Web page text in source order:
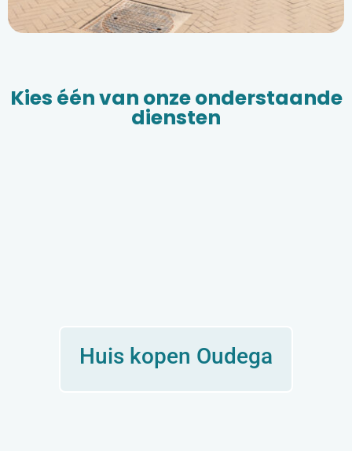
Kies één van onze onderstaande
diensten
Huis kopen Oudega